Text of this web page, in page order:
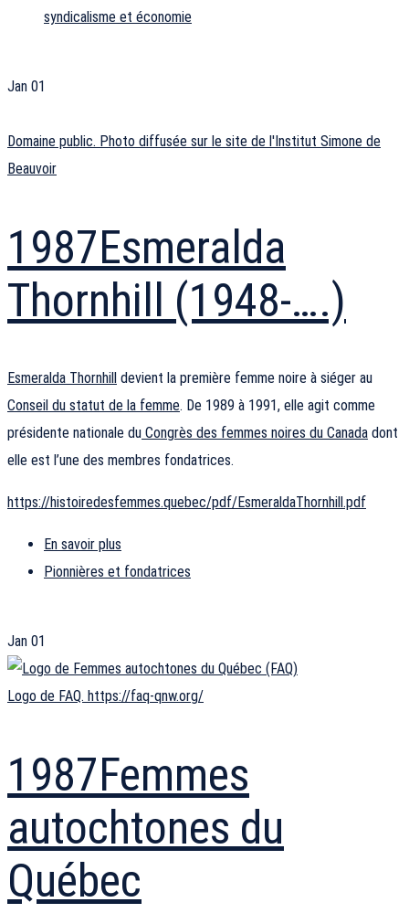
syndicalisme et économie
Jan 01
Domaine public. Photo diffusée sur le site de l'Institut Simone de
Beauvoir
1987Esmeralda
Thornhill (1948-….)
Esmeralda Thornhill devient la première femme noire à siéger au
Conseil du statut de la femme. De 1989 à 1991, elle agit comme
présidente nationale du Congrès des femmes noires du Canada dont
elle est l’une des membres fondatrices.
https://histoiredesfemmes.quebec/pdf/EsmeraldaThornhill.pdf
En savoir plus
Pionnières et fondatrices
Jan 01
Logo de FAQ. https://faq-qnw.org/
1987Femmes
autochtones du
Québec